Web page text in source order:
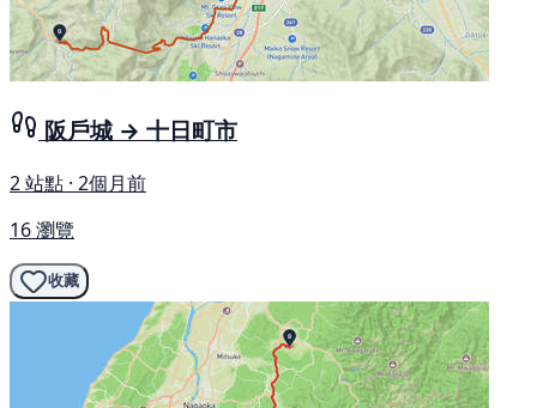
阪戶城 → 十日町市
2 站點 · 2個月前
16 瀏覽
收藏